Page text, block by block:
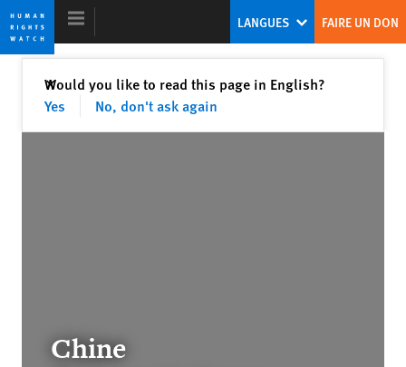
Skip
to
cookie
privacy
Skip
to
main
content
Rapport Mondial 2012
Europe’s Own Human Rights Crisis
LANGUES FAIRE UN DON
Would you like to read this page in English?
Yes
No, don't ask again
✕Fermer
Chine